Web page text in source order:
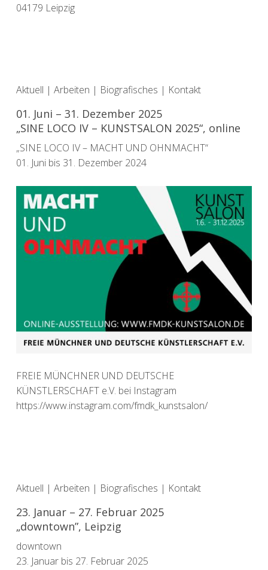
04179 Leipzig
Aktuell | Arbeiten | Biografisches | Kontakt
01. Juni – 31. Dezember 2025
„SINE LOCO IV – KUNSTSALON 2025“, online
„SINE LOCO IV – MACHT UND OHNMACHT“
01. Juni bis 31. Dezember 2024
FREIE MÜNCHNER UND DEUTSCHE
KÜNSTLERSCHAFT e.V. bei Instagram
https://www.instagram.com/fmdk_kunstsalon/
Aktuell | Arbeiten | Biografisches | Kontakt
23. Januar – 27. Februar 2025
„downtown”, Leipzig
downtown
23. Januar bis 27. Februar 2025